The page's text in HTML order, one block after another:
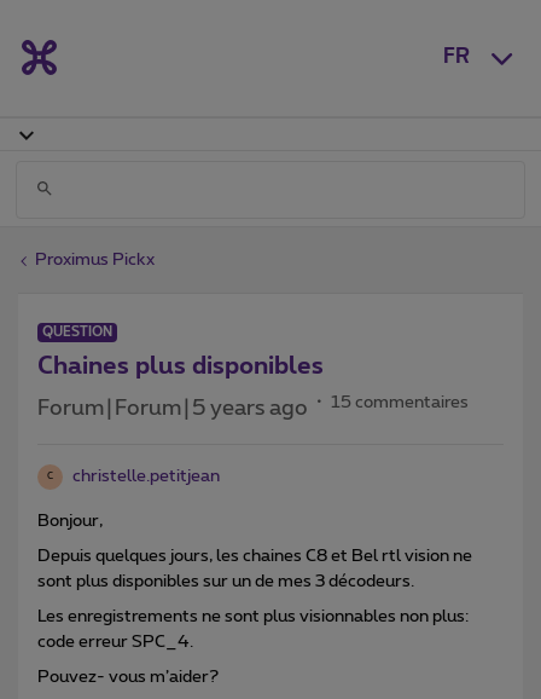
FR
Proximus Pickx
QUESTION
Chaines plus disponibles
Forum|Forum|5 years ago 15 commentaires
C christelle.petitjean
Bonjour,
Depuis quelques jours, les chaines C8 et Bel rtl vision ne
sont plus disponibles sur un de mes 3 décodeurs.
Les enregistrements ne sont plus visionnables non plus:
code erreur SPC_4.
Pouvez- vous m’aider?